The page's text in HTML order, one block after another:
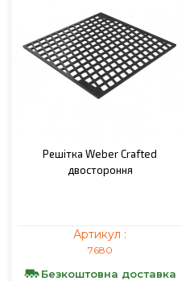
Решітка Weber Crafted
двостороння
Артикул :
7680
Безкоштовна доставка